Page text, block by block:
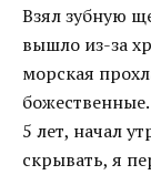
Взял зубную
вышло из-за
морская
5 лет, начал
скрывать, я